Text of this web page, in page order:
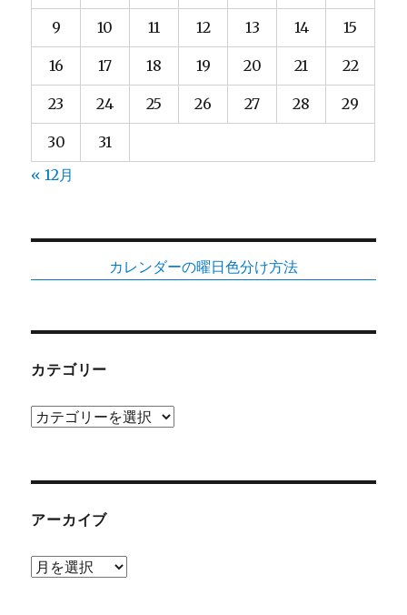
9 10 11 12 13 14 15
16 17 18 19 20 21 22
23 24 25 26 27 28 29
30
31
« 12月
カレンダーの曜日色分け方法
カテゴリー
カ
ー
アーカイブ
ア